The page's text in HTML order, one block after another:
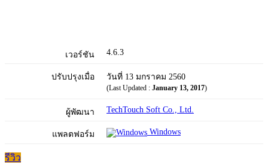
เวอร์ชัน 4.6.3
ปรับปรุงเมื่อ วันที่ 13 มกราคม 2560
(Last Updated : January 13, 2017)
ผู้พัฒนา TechTouch Soft Co., Ltd.
แพลตฟอร์ม Windows
รีวิว